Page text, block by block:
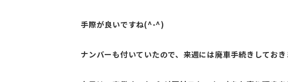
手際が良いですね(^-^)
ナンバーも付いていたので、来週には廃車手続きしておき